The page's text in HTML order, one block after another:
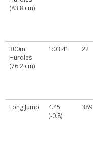
(83.8 cm)
300m
Hurdles
(76.2 cm)
1:03.41 22
Long Jump
4.45
(-0.8)
389